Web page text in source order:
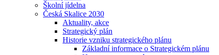
Školní jídelna
Česká Skalice 2030
Aktuality, akce
Strategický plán
Historie vzniku strategického plánu
Základní informace o Strategickém plánu